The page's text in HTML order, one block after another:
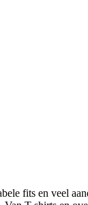
fits en veel